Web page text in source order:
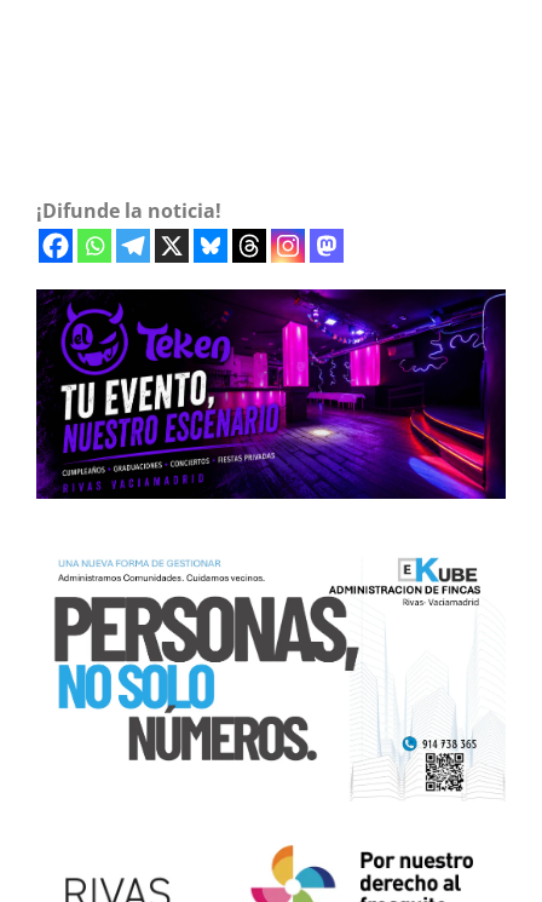
¡Difunde la noticia!